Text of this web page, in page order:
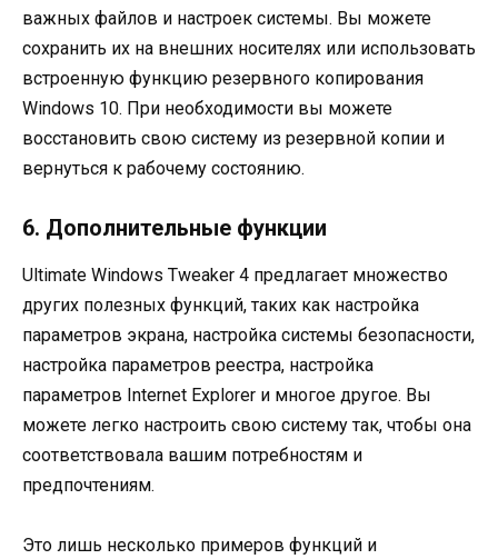
важных файлов и настроек системы. Вы можете
сохранить их на внешних носителях или использовать
встроенную функцию резервного копирования
Windows 10. При необходимости вы можете
восстановить свою систему из резервной копии и
вернуться к рабочему состоянию.
6. Дополнительные функции
Ultimate Windows Tweaker 4 предлагает множество
других полезных функций, таких как настройка
параметров экрана, настройка системы безопасности,
настройка параметров реестра, настройка
параметров Internet Explorer и многое другое. Вы
можете легко настроить свою систему так, чтобы она
соответствовала вашим потребностям и
предпочтениям.
Это лишь несколько примеров функций и